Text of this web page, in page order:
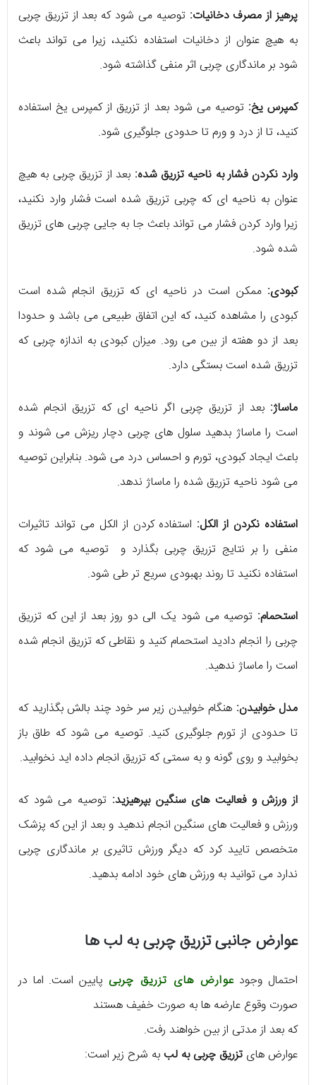
پرهیز از مصرف دخانیات: توصیه می شود که بعد از تزریق چربی
به هیچ عنوان از دخانیات استفاده نکنید، زیرا می تواند باعث
شود بر ماندگاری چربی اثر منفی گذاشته شود.
کمپرس یخ: توصیه می شود بعد از تزریق از کمپرس یخ استفاده
کنید، تا از درد و ورم تا حدودی جلوگیری شود.
وارد نکردن فشار به ناحیه تزریق شده: بعد از تزریق چربی به هیچ
عنوان به ناحیه ای که چربی تزریق شده است فشار وارد نکنید،
زیرا وارد کردن فشار می تواند باعث جا به جایی چربی های تزریق
شده شود.
کبودی: ممکن است در ناحیه ای که تزریق انجام شده است
کبودی را مشاهده کنید، که این اتفاق طبیعی می باشد و حدودا
بعد از دو هفته از بین می رود. میزان کبودی به اندازه چربی که
تزریق شده است بستگی دارد.
ماساژ: بعد از تزریق چربی اگر ناحیه ای که تزریق انجام شده
است را ماساژ بدهید سلول های چربی دچار ریزش می شوند و
باعث ایجاد کبودی، تورم و احساس درد می شود. بنابراین توصیه
می شود ناحیه تزریق شده را ماساژ ندهد.
استفاده نکردن از الکل: استفاده کردن از الکل می تواند تاثیرات
منفی را بر نتایج تزریق چربی بگذارد و توصیه می شود که
استفاده نکنید تا روند بهبودی سریع تر طی شود.
استحمام: توصیه می شود یک الی دو روز بعد از این که تزریق
چربی را انجام دادید استحمام کنید و نقاطی که تزریق انجام شده
است را ماساژ ندهید.
مدل خوابیدن: هنگام خوابیدن زیر سر خود چند بالش بگذارید که
تا حدودی از تورم جلوگیری کنید. توصیه می شود که طاق باز
بخوابید و روی گونه و به سمتی که تزریق انجام داده اید نخوابید.
از ورزش و فعالیت های سنگین بپرهیزید: توصیه می شود که
ورزش و فعالیت های سنگین انجام ندهید و بعد از این که پزشک
متخصص تایید کرد که دیگر ورزش تاثیری بر ماندگاری چربی
ندارد می توانید به ورزش های خود ادامه بدهید.
عوارض جانبی تزریق چربی به لب ها
احتمال وجودعوارض های تزریق چربی پایین است. اما در
صورت وقوع عارضه ها به صورت خفیف هستند
که بعد از مدتی از بین خواهند رفت.
عوارض های تزریق چربی به لب به شرح زیر است: